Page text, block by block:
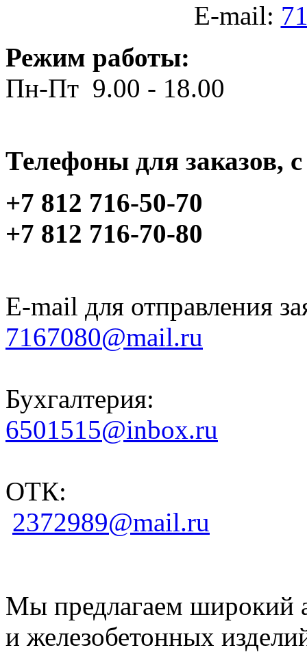
E-mail:
Режим работы:
Пн-Пт 9.00 - 18.00
Телефоны для заказов,
+7 812 716-50-70
+7 812 716-70-80
E-mail для отправления
7167080@mail.ru
Бухгалтерия:
6501515@inbox.ru
ОТК:
2372989@mail.ru
Мы предлагаем широкий
и железобетонных